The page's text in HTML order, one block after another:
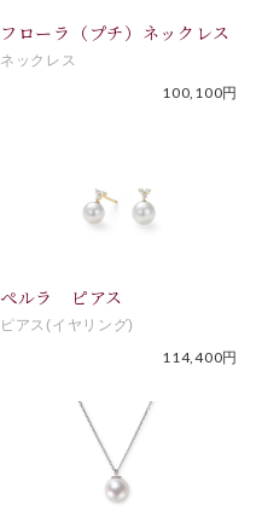
フローラ（プチ）ネックレス
ネックレス
100,100円
ぺルラ ピアス
ピアス(イヤリング)
114,400円